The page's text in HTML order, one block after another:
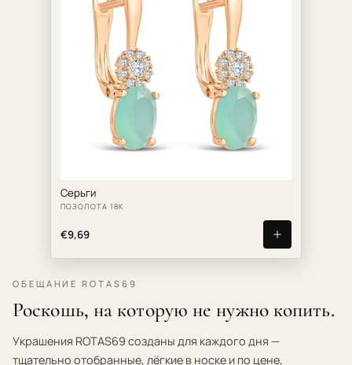
Серьги
ПОЗОЛОТА 18К
€9,69
ОБЕЩАНИЕ ROTAS69
Роскошь, на которую не нужно копить.
Украшения ROTAS69 созданы для каждого дня —
тщательно отобранные, лёгкие в носке и по цене,